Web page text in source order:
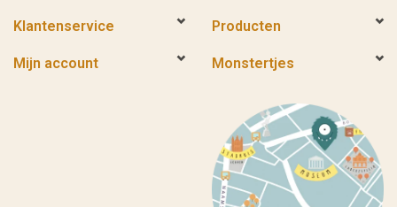
Klantenservice Producten
Mijn account Monstertjes